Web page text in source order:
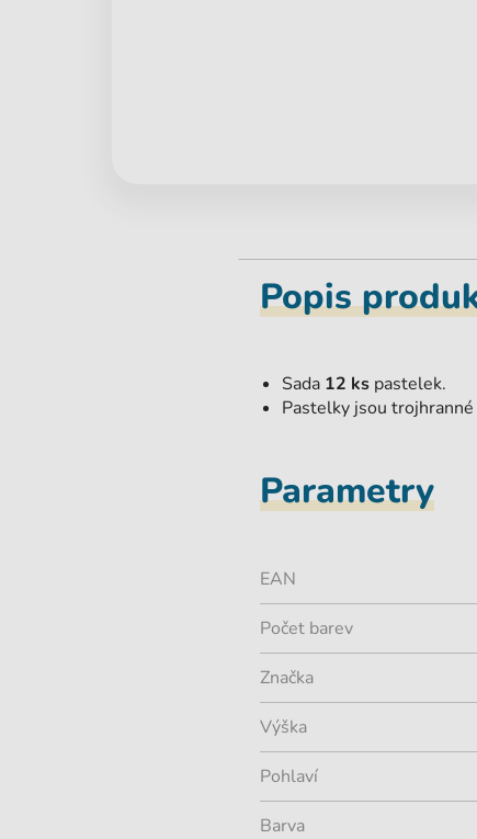
Popis
Sada 12 ks pastelek.
Pastelky jsou
Parametry
EAN
Počet barev
Značka
Výška
Pohlaví
Barva